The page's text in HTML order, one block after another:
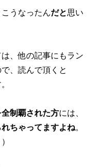
こうなったんだと思い
、他の記事にもラン
、読んで頂くと
制覇された方には、
ちゃってますよね。